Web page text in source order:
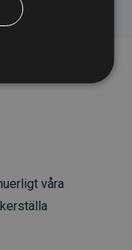
våra